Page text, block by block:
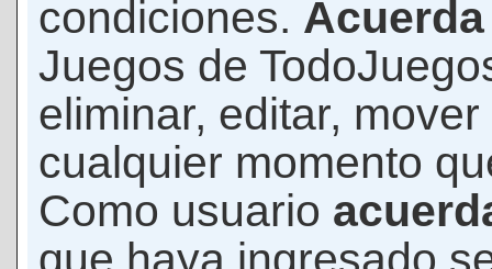
condiciones. Acuerda
Juegos de
eliminar, editar,
cualquier momento
Como usuario